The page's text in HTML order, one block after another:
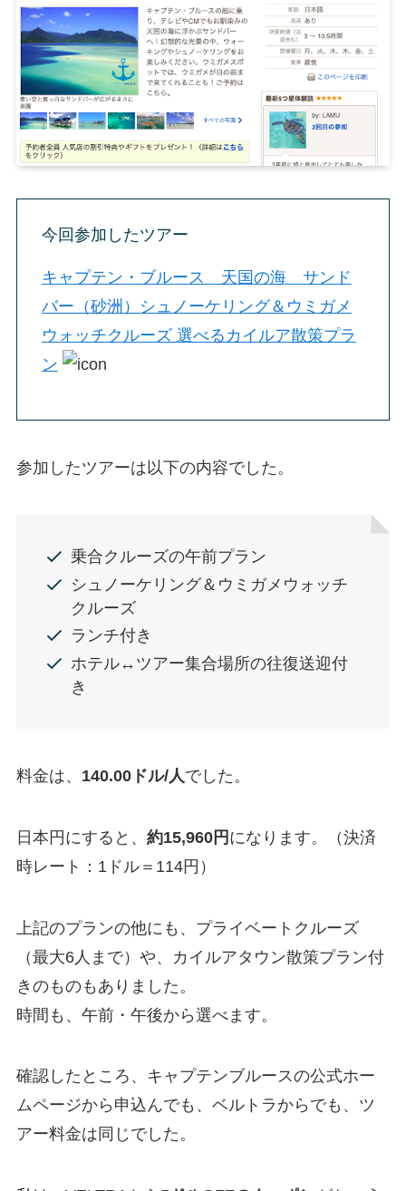
今回参加したツアー
キャプテン・ブルース 天国の海 サンド
バー（砂洲）シュノーケリング＆ウミガメ
ウォッチクルーズ 選べるカイルア散策プラ
ン
参加したツアーは以下の内容でした。
乗合クルーズの午前プラン
シュノーケリング＆ウミガメウォッチ
クルーズ
ランチ付き
ホテル↔︎ツアー集合場所の往復送迎付
き
料金は、 140.00ドル/人 でした。
日本円にすると、 約15,960円 になります。（決済
時レート：1ドル＝114円）
上記のプランの他にも、プライベートクルーズ
（最大6人まで）や、カイルアタウン散策プラン付
きのものもありました。
時間も、午前・午後から選べます。
確認したところ、キャプテンブルースの公式ホー
ムページから申込んでも、ベルトラからでも、ツ
アー料金は同じでした。